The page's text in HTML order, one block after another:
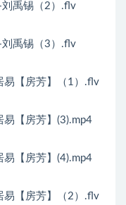
禹锡（2）.flv
禹锡（3）.flv
【房芳】（1）.flv
【房芳】(3).mp4
【房芳】(4).mp4
【房芳】（2）.flv